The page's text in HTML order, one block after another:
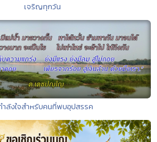
เจริญทุกวัน
ำลังใจสำหรับคนที่พบอุปสรรค